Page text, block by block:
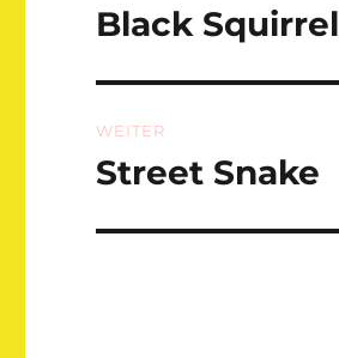
Vorheriger
Black Squirrel
WEITER
Nächster
Street Snake